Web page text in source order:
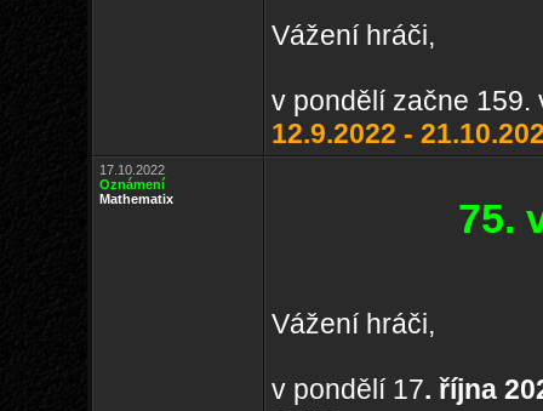
Vážení hráči,
v pondělí začne 159.
12.9.2022 -
17.10.2022
Oznámení
Mathematix
75.
Vážení hráči,
v pondělí 17. října